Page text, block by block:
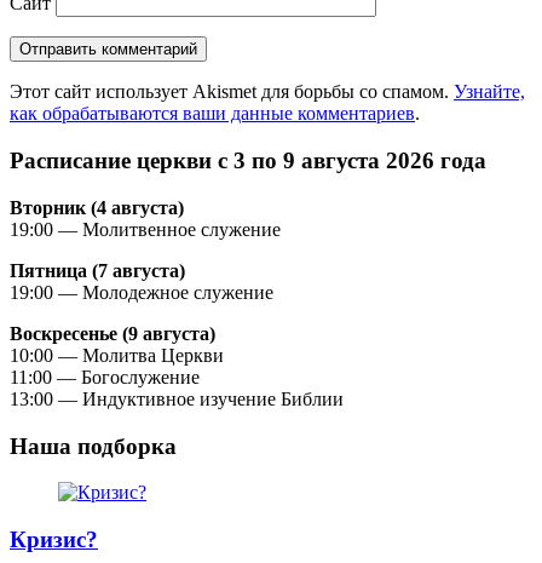
Этот сайт использует Akismet для борьбы со спамом. Узнайте,
как обрабатываются ваши данные комментариев.
Расписание церкви с 3 по 9 августа 2026 года
Вторник (4 августа)
19:00 — Молитвенное служение
Пятница (7 августа)
19:00 — Молодежное служение
Воскресенье (9 августа)
10:00 — Молитва Церкви
11:00 — Богослужение
13:00 — Индуктивное изучение Библии
Наша подборка
Кризис?